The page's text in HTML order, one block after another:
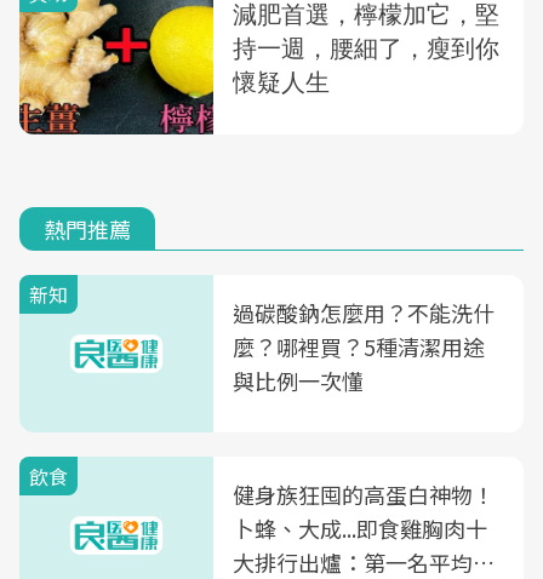
熱門推薦
新知
過碳酸鈉怎麼用？不能洗什
麼？哪裡買？5種清潔用途
與比例一次懂
飲食
健身族狂囤的高蛋白神物！
卜蜂、大成...即食雞胸肉十
大排行出爐：第一名平均一